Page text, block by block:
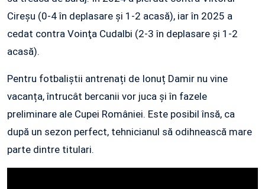
Cireșu (0-4 în deplasare și 1-2 acasă), iar în 2025 a
cedat contra Voinţa Cudalbi (2-3 în deplasare și 1-2
acasă).
Pentru fotbaliștii antrenați de Ionuț Damir nu vine
vacanța, întrucât bercanii vor juca și în fazele
preliminare ale Cupei României. Este posibil însă, ca
după un sezon perfect, tehnicianul să odihnească mare
parte dintre titulari.